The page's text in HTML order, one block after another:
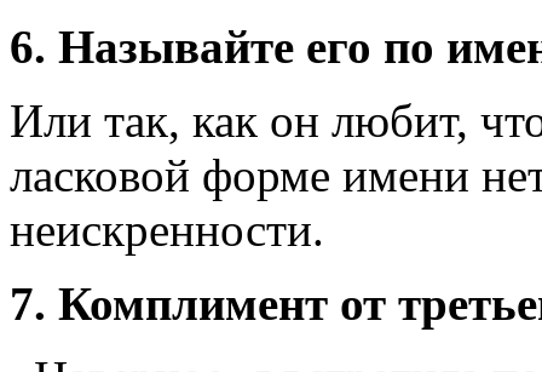
6. Называйте его по
Или так, как он любит,
ласковой форме имени
неискренности.
7. Комплимент от